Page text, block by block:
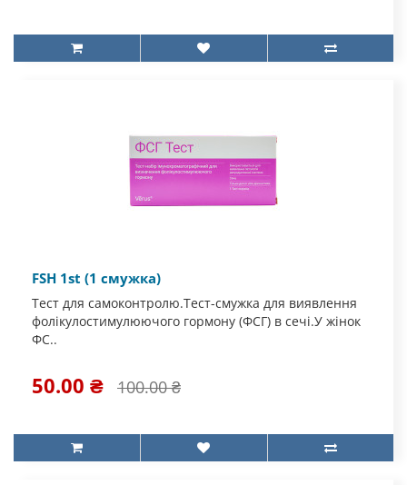
FSH 1st (1 смужка)
Тест для самоконтролю.Тест-смужка для виявлення
фолікулостимулюючого гормону (ФСГ) в сечі.У жінок
ФС..
50.00 ₴ 100.00 ₴